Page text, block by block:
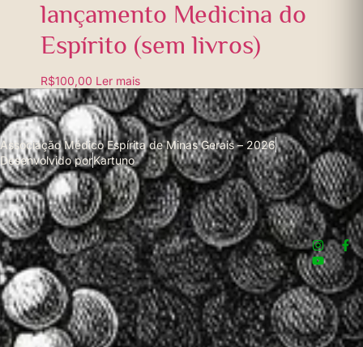
lançamento Medicina do
Espírito (sem livros)
R$100,00 Ler mais
Associação Médico Espírita de Minas Gerais – 2026
Desenvolvido porKartuno